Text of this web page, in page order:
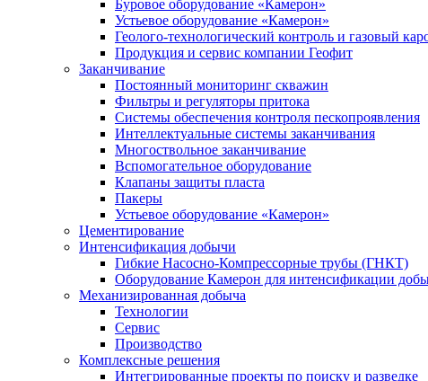
Буровое оборудование «Камерон»
Устьевое оборудование «Камерон»
Геолого-технологический контроль и газовый
Продукция и сервис компании Геофит
Заканчивание
Постоянный мониторинг скважин
Фильтры и регуляторы притока
Cистемы обеспечения контроля пескопроявления
Интеллектуальные системы заканчивания
Многоствольное заканчивание
Вспомогательное оборудование
Клапаны защиты пласта
Пакеры
Устьевое оборудование «Камерон»
Цементирование
Интенсификация добычи
Гибкие Насосно-Компрессорные трубы (ГНКТ)
Оборудование Камерон для интенсификации
Механизированная добыча
Технологии
Сервис
Производство
Комплексные решения
Интегрированные проекты по поиску и разведке